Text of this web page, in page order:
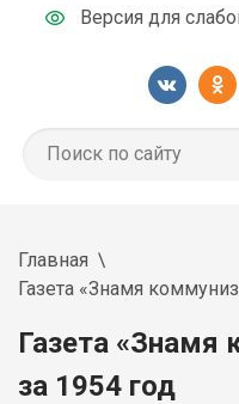
Версия для
Главная
Газета «Знамя
Газета «Знамя
за 1954 год